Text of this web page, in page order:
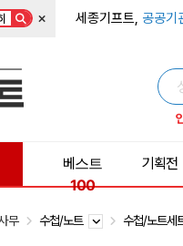
× 세종기프트, 공공기
베스트
100
기획전
무 수첩/노트 수첩/노트